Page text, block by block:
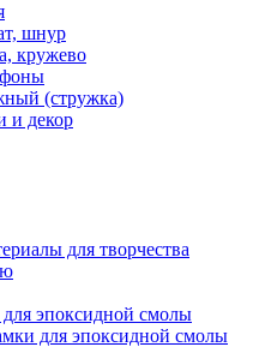
шнур
кружево
(стружка)
и декор
для творчества
эпоксидной смолы
для эпоксидной смолы